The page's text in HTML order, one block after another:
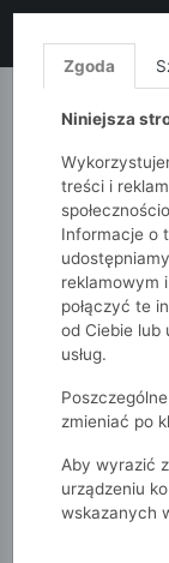
MONNARI
51015kids
Rękawiczki
Zgoda
Niniejsza
treści i
Informacje o
reklamowym
połączyć te
od Ciebie lub
usług.
zmieniać po
Aby wyrazić
urządzeniu
wskazanych